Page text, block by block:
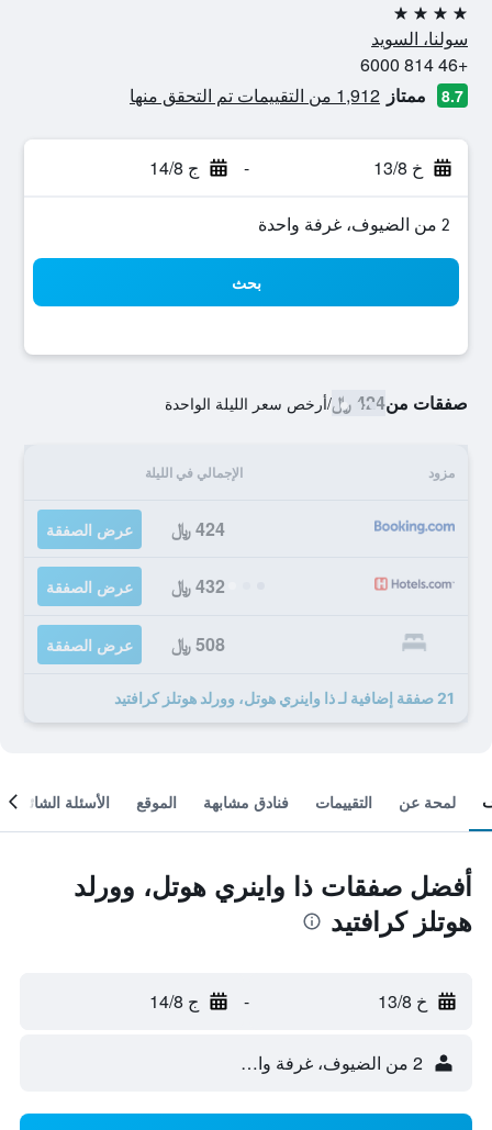
4 نجوم
سولنا، السويد
+46 814 6000
8.7 ممتاز 1,912 من التقييمات تم التحقق منها
خ 13/8 - ج 14/8
2 من الضيوف، غرفة واحدة
بحث
صفقات من424 ﷼ /أرخص سعر الليلة الواحدة
مزود الإجمالي في الليلة
424 ﷼ عرض الصفقة
432 ﷼ عرض الصفقة
508 ﷼ عرض الصفقة
21 صفقة إضافية لـ ذا واينري هوتل، وورلد هوتلز كرافتيد
لمحة عن التقييمات فنادق مشابهة الموقع الأسئلة الشائعة
أفضل صفقات ذا واينري هوتل، وورلد
هوتلز كرافتيد
خ 13/8 - ج 14/8
2 من الضيوف، غرفة واحدة